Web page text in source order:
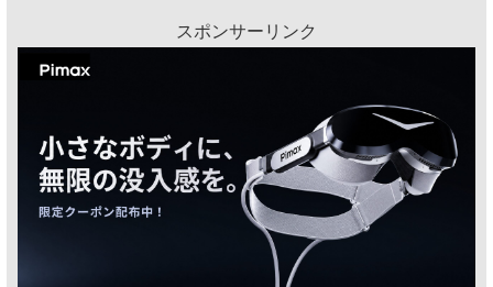
スポンサーリンク